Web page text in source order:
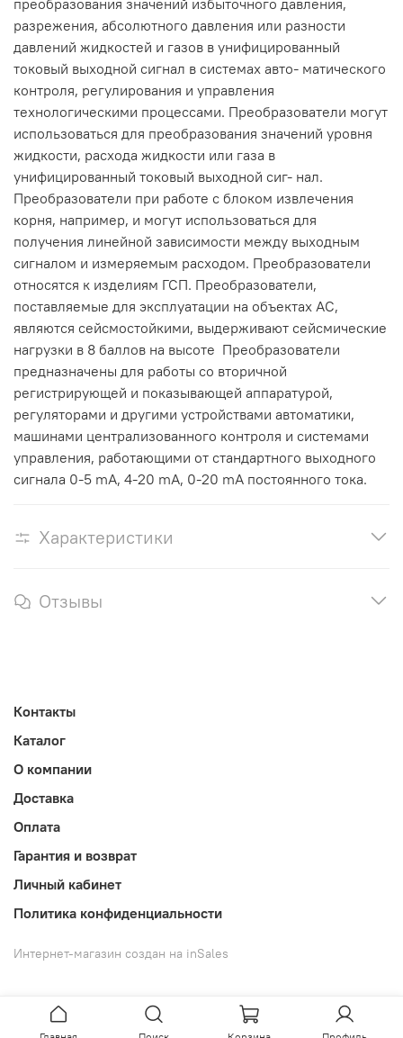
разрежения, абсолютного давления или разности
давлений жидкостей и газов в унифицированный
токовый выходной сигнал в системах авто- матического
контроля, регулирования и управления
технологическими процессами. Преобразователи могут
использоваться для преобразования значений уровня
жидкости, расхода жидкости или газа в
унифицированный токовый выходной сиг- нал.
Преобразователи при работе с блоком извлечения
корня, например, и могут использоваться для
получения линейной зависимости между выходным
сигналом и измеряемым расходом. Преобразователи
относятся к изделиям ГСП. Преобразователи,
поставляемые для эксплуатации на объектах АС,
являются сейсмостойкими, выдерживают сейсмические
нагрузки в 8 баллов на высоте Преобразователи
предназначены для работы со вторичной
регистрирующей и показывающей аппаратурой,
регуляторами и другими устройствами автоматики,
машинами централизованного контроля и системами
управления, работающими от стандартного выходного
сигнала 0-5 mA, 4-20 mA, 0-20 mA постоянного тока.
Характеристики
Отзывы
Контакты
Каталог
О компании
Доставка
Оплата
Гарантия и возврат
Личный кабинет
Политика конфиденциальности
Интернет-магазин создан на inSales